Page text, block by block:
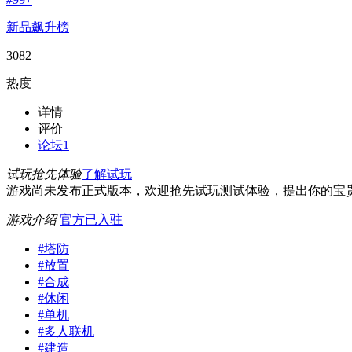
新品飙升榜
3082
热度
详情
评价
论坛1
试玩抢先体验了解试玩
游戏尚未发布正式版本，欢迎抢先试玩测试体验，提出你的宝
游戏介绍 官方已入驻
#塔防
#放置
#合成
#休闲
#单机
#多人联机
#建造